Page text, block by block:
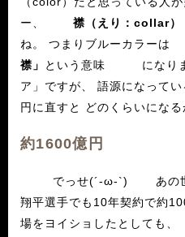
襟（えり：collar）
襟」
という意味 になります。 次に「ビリオネ
ア」ですが、 語源になってい
約1600億円
翔平選手でも10年契約で約1000億円
場をヨイショしたとしても、 これまでやれ「低賃金